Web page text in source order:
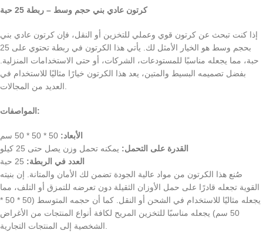
كرتون عادي بني حجم وسط – ربطة 25 حبة
إذا كنت تبحث عن كرتون قوي وعملي للتخزين أو النقل، فإن كرتون عادي بني
بحجم وسط هو الخيار الأمثل لك. يأتي هذا الكرتون في ربطة تحتوي على 25
حبة، مما يجعله مناسبًا للمستودعات، الشركات، أو حتى الاستخدامات المنزلية.
بفضل تصميمه البسيط والمتين، يعد هذا الكرتون خيارًا مثاليًا للاستخدام في
المواصفات:
الأبعاد:
القدرة على التحمل: يمكنه تحمل وزن يصل حتى 25 كيلو
العدد في الربطة:
صُنع هذا الكرتون من مواد عالية الجودة تضمن لك الأمان والمتانة. إن بنيته
القوية تجعله قادرًا على حمل الأوزان الثقيلة دون تعرضه للتمزق أو التلف، مما
يجعله مثاليًا للاستخدام في الشحن أو النقل. كما أن حجمه المتوسط (50 * 50 *
50 سم) يجعله مناسبًا للتخزين المريح لكافة أنواع المنتجات من الأغراض